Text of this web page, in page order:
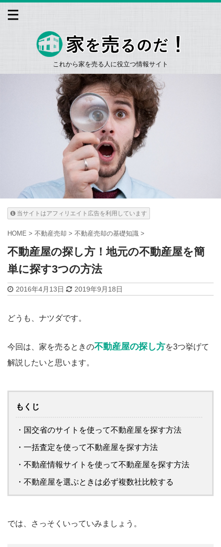
これから家を売る人に役立つ情報サイト
当サイトはアフィリエイト広告を利用しています
HOME > 不動産売却 > 不動産売却の基礎知識 >
不動産屋の探し方！地元の不動産屋を簡
単に探す3つの方法
2016年4月13日 2019年9月18日
どうも、ナツダです。
今回は、家を売るときの不動産屋の探し方を3つ挙げて
解説したいと思います。
もくじ
・国交省のサイトを使って不動産屋を探す方法
・一括査定を使って不動産屋を探す方法
・不動産情報サイトを使って不動産屋を探す方法
・不動産屋を選ぶときは必ず複数社比較する
では、さっそくいっていみましょう。